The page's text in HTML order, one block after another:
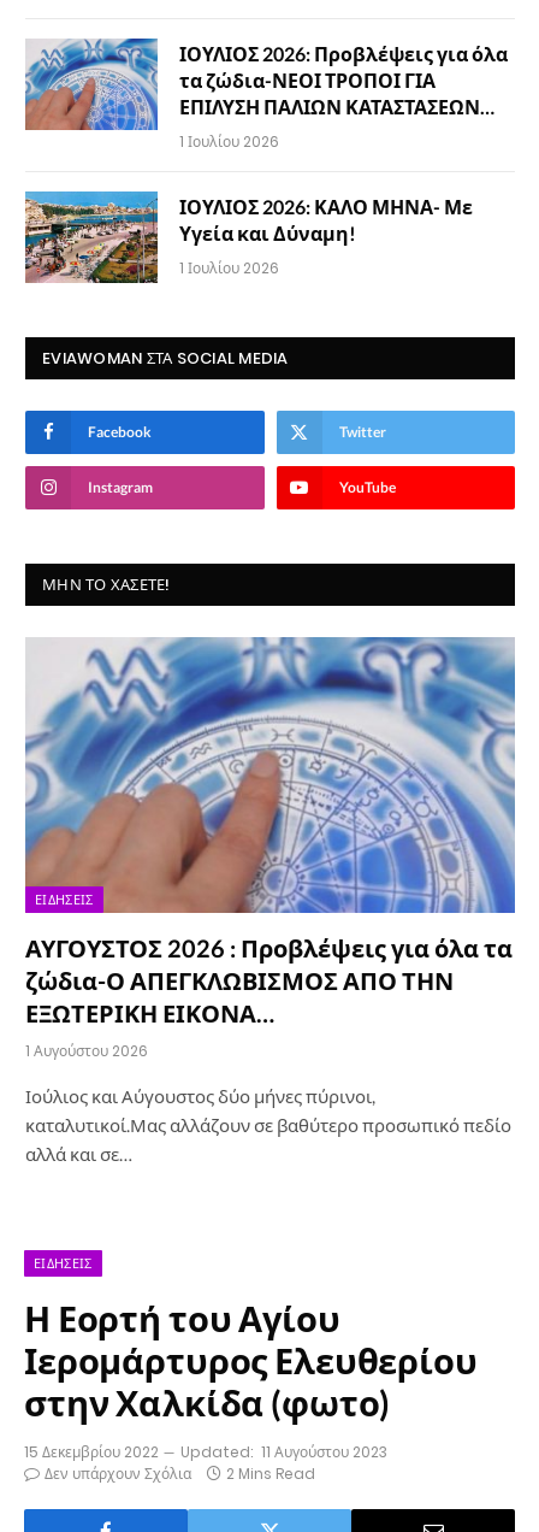
ΙΟΥΛΙΟΣ 2026: Προβλέψεις για όλα
τα ζώδια-ΝΕΟΙ ΤΡΟΠΟΙ ΓΙΑ
ΕΠΙΛΥΣΗ ΠΑΛΙΩΝ ΚΑΤΑΣΤΑΣΕΩΝ…
1 Ιουλίου 2026
ΙΟΥΛΙΟΣ 2026: ΚΑΛΟ ΜΗΝΑ- Με
Υγεία και Δύναμη!
1 Ιουλίου 2026
EVIAWOMAN ΣΤΑ SOCIAL MEDIA
Facebook Twitter
Instagram YouTube
ΜΗΝ ΤΟ ΧΆΣΕΤΕ!
ΕΙΔΉΣΕΙΣ
ΑΥΓΟΥΣΤΟΣ 2026 : Προβλέψεις για όλα τα
ζώδια-Ο ΑΠΕΓΚΛΩΒΙΣΜΟΣ ΑΠΟ ΤΗΝ
ΕΞΩΤΕΡΙΚΗ ΕΙΚΟΝΑ…
1 Αυγούστου 2026
Ιούλιος και Αύγουστος δύο μήνες πύρινοι,
καταλυτικοί.Μας αλλάζουν σε βαθύτερο προσωπικό πεδίο
αλλά και σε…
ΕΙΔΉΣΕΙΣ
Η Εορτή του Αγίου
Ιερομάρτυρος Ελευθερίου
στην Χαλκίδα (φωτο)
15 Δεκεμβρίου 2022 Updated: 11 Αυγούστου 2023
Δεν υπάρχουν Σχόλια
2 Mins Read